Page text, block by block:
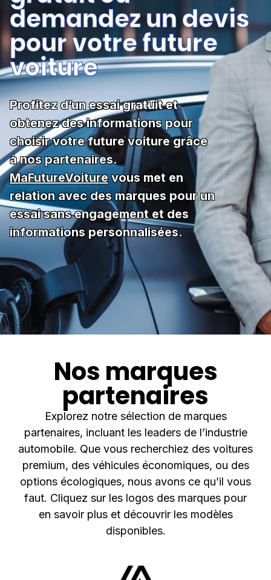
demandez un devis
pour votre future
voiture
Profitez d’un essai gratuit et
obtenez des informations pour
choisir votre future voiture grâce
à nos partenaires.
MaFutureVoiturevous met en
relation avec des marques pour un
essai sans engagement et des
informations personnalisées.
Nos marques
partenaires
Explorez notre sélection de marques
partenaires, incluant les leaders de l’industrie
automobile. Que vous recherchiez des voitures
premium, des véhicules économiques, ou des
options écologiques, nous avons ce qu’il vous
faut. Cliquez sur les logos des marques pour
en savoir plus et découvrir les modèles
disponibles.